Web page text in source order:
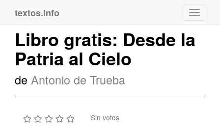
textos.info
Libro gratis: Desde la
Patria al Cielo
de Antonio de Trueba
Sin votos